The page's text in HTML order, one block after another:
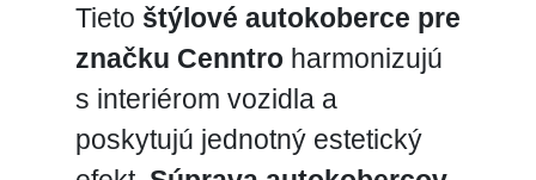
Tieto štýlové autokoberce pre
značku Cenntroharmonizujú
s interiérom vozidla a
poskytujú jednotný estetický